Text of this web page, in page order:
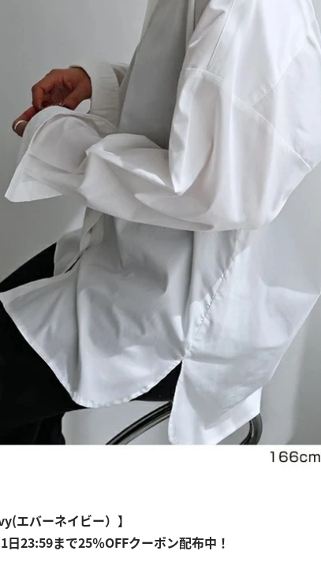
エバーネイビー）】
日23:59まで25％OFFクーポン配布中！